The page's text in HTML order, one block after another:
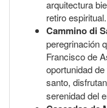
arquitectura
retiro espiritual.
Cammino di
peregrinación
Francisco de
oportunidad
santo,
serenidad del